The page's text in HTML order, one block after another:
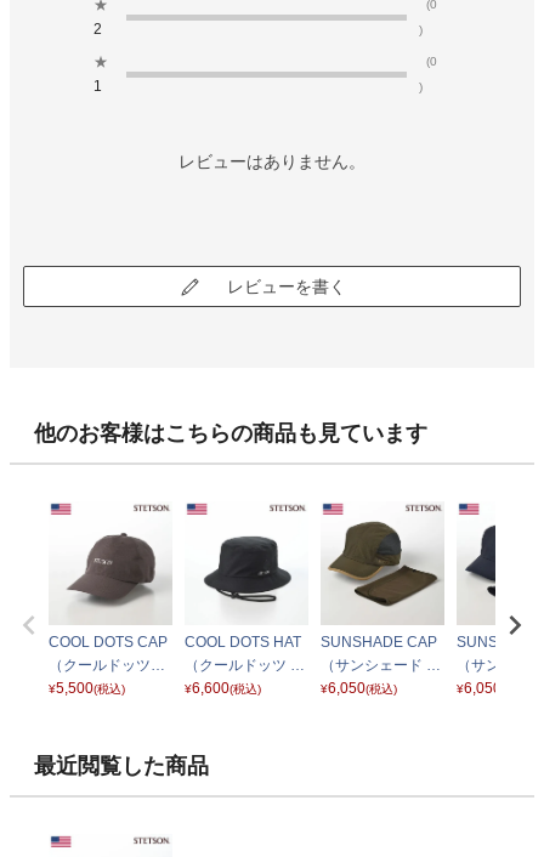
★
2
(0
)
★
1
(0
)
レビューはありません。
レビューを書く
他のお客様はこちらの商品も見ています
COOL DOTS CAP
（クールドッツキ
ャップ）SE711 ブ
¥5,500(税込)
COOL DOTS HAT
（クールドッツ ハ
ット） SE712 ブ
¥6,600(税込)
SUNSHADE CAP
（サンシェード キ
ャップ）SE646 カ
¥6,050(税込)
SUNSHADE
（サンシェ
ャップ）
¥6,050
最近閲覧した商品